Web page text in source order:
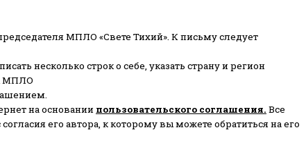
МПЛО «Свете Тихий». К письму следует
несколько строк о себе, указать страну и регион
МПЛО
на основании пользовательского соглашения. Все
его автора, к которому вы можете обратиться на его